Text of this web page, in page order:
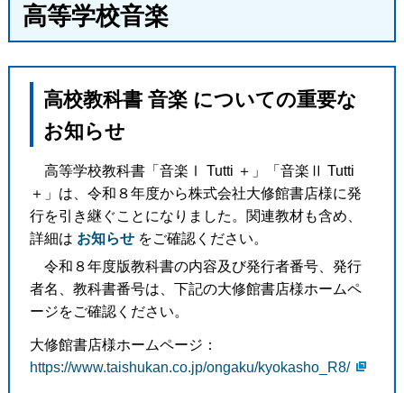
高等学校音楽
高校教科書 音楽 についての重要な
お知らせ
高等学校教科書「音楽Ⅰ Tutti ＋」「音楽Ⅱ Tutti
＋」は、令和８年度から株式会社大修館書店様に発
行を引き継ぐことになりました。関連教材も含め、
詳細は お知らせをご確認ください。
令和８年度版教科書の内容及び発行者番号、発行
者名、教科書番号は、下記の大修館書店様ホームペ
ージをご確認ください。
大修館書店様ホームページ：
https://www.taishukan.co.jp/ongaku/kyokasho_R8/